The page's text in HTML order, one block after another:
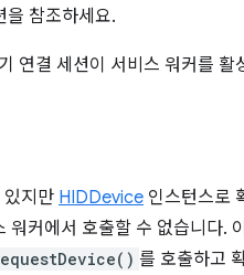
을 참조하세요.
연결 세션이 서비스 워커를 활
지만 HIDDevice 인스턴스로
워커에서 호출할 수 없습니다.
를 호출하고